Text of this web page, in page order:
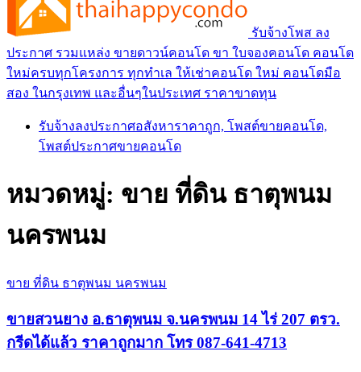
รับจ้างโพส ลง
ประกาศ รวมแหล่ง ขายดาวน์คอนโด ขา ใบจองคอนโด คอนโด
ใหม่ครบทุกโครงการ ทุกทำเล ให้เช่าคอนโด ใหม่ คอนโดมือ
สอง ในกรุงเทพ และอื่นๆในประเทศ ราคาขาดทุน
รับจ้างลงประกาศอสังหาราคาถูก, โพสต์ขายคอนโด,
โพสต์ประกาศขายคอนโด
หมวดหมู่: ขาย ที่ดิน ธาตุพนม
นครพนม
ขาย ที่ดิน ธาตุพนม นครพนม
ขายสวนยาง อ.ธาตุพนม จ.นครพนม 14 ไร่ 207 ตรว.
กรีดได้แล้ว ราคาถูกมาก โทร 087-641-4713